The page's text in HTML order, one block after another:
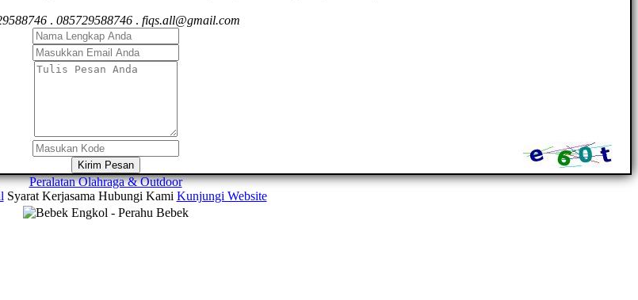
. 085729588746 . fiqs.all@gmail.com
Kirim Pesan
Peralatan Olahraga & Outdoor
Syarat Kerjasama Hubungi Kami Kunjungi Website